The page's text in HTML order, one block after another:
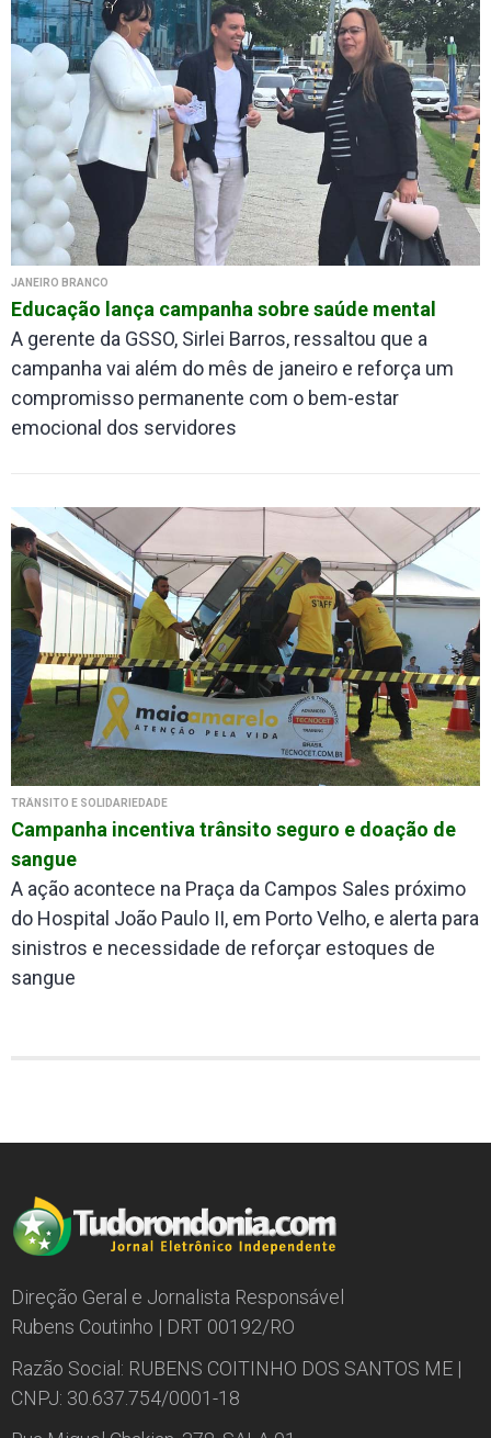
JANEIRO BRANCO
Educação lança campanha sobre saúde mental
A gerente da GSSO, Sirlei Barros, ressaltou que a
campanha vai além do mês de janeiro e reforça um
compromisso permanente com o bem-estar
emocional dos servidores
TRÂNSITO E SOLIDARIEDADE
Campanha incentiva trânsito seguro e doação de
sangue
A ação acontece na Praça da Campos Sales próximo
do Hospital João Paulo II, em Porto Velho, e alerta para
sinistros e necessidade de reforçar estoques de
sangue
Direção Geral e Jornalista Responsável
Rubens Coutinho | DRT 00192/RO
Razão Social: RUBENS COITINHO DOS SANTOS ME |
CNPJ: 30.637.754/0001-18